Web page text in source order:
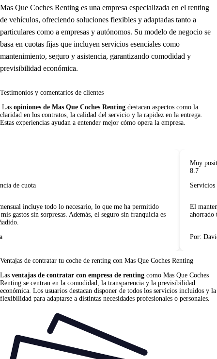
Mas Que Coches Renting es una empresa especializada en el renting
de vehículos, ofreciendo soluciones flexibles y adaptadas tanto a
particulares como a empresas y autónomos. Su modelo de negocio se
basa en cuotas fijas que incluyen servicios esenciales como
mantenimiento, seguro y asistencia, garantizando comodidad y
previsibilidad económica.
Testimonios y comentarios de clientes
Las opiniones de Mas Que Coches Renting destacan aspectos como la
claridad en los contratos, la calidad del servicio y la rapidez en la entrega.
Estas experiencias ayudan a entender mejor cómo opera la empresa.
de cuota
incluye todo lo necesario, lo que me ha permitido
gastos sin sorpresas. Además, el seguro sin franquicia es
Muy
8.7
Servicios
El
ahorrado
Por: David
Ventajas de contratar tu coche de renting con Mas Que Coches Renting
Las ventajas de contratar con empresa de renting como Mas Que Coches
Renting se centran en la comodidad, la transparencia y la previsibilidad
económica. Los usuarios destacan disponer de todos los servicios incluidos y la
flexibilidad para adaptarse a distintas necesidades profesionales o personales.